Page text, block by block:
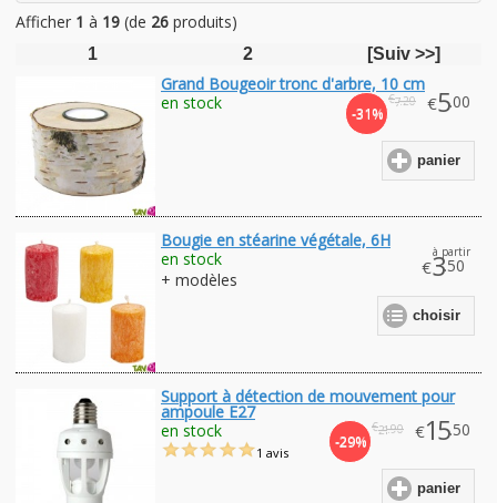
Afficher 1 à 19 (de 26 produits)
1 2 [Suiv >>]
Grand Bougeoir tronc d'arbre, 10 cm
-31%
€7.20 €5.00
en stock
panier
Bougie en stéarine végétale, 6H
à partir
€3.50
en stock
+ modèles
choisir
Support à détection de mouvement pour
ampoule E27
-29%
€21.90 €15.50
en stock
panier
1 avis